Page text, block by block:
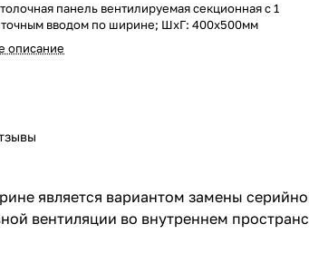
панель вентилируемая секционная с 1
вводом по ширине; ШхГ: 400х500мм
описание
является вариантом замены
вентиляции во внутреннем